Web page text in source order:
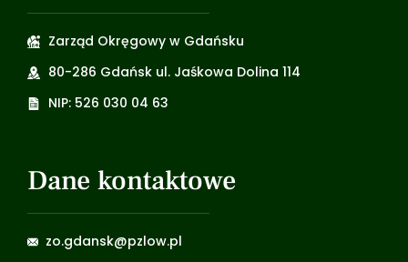
Zarząd Okręgowy w Gdańsku
80-286 Gdańsk ul. Jaśkowa Dolina 114
NIP: 526 030 04 63
Dane kontaktowe
zo.gdansk@pzlow.pl